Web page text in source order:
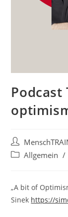
Podcast
Beitrags-
Autor:
Beitrags-
Allgemein /
„A bit of
Sinek https://